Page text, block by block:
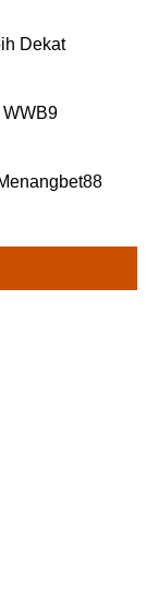
Dekat
WWB9